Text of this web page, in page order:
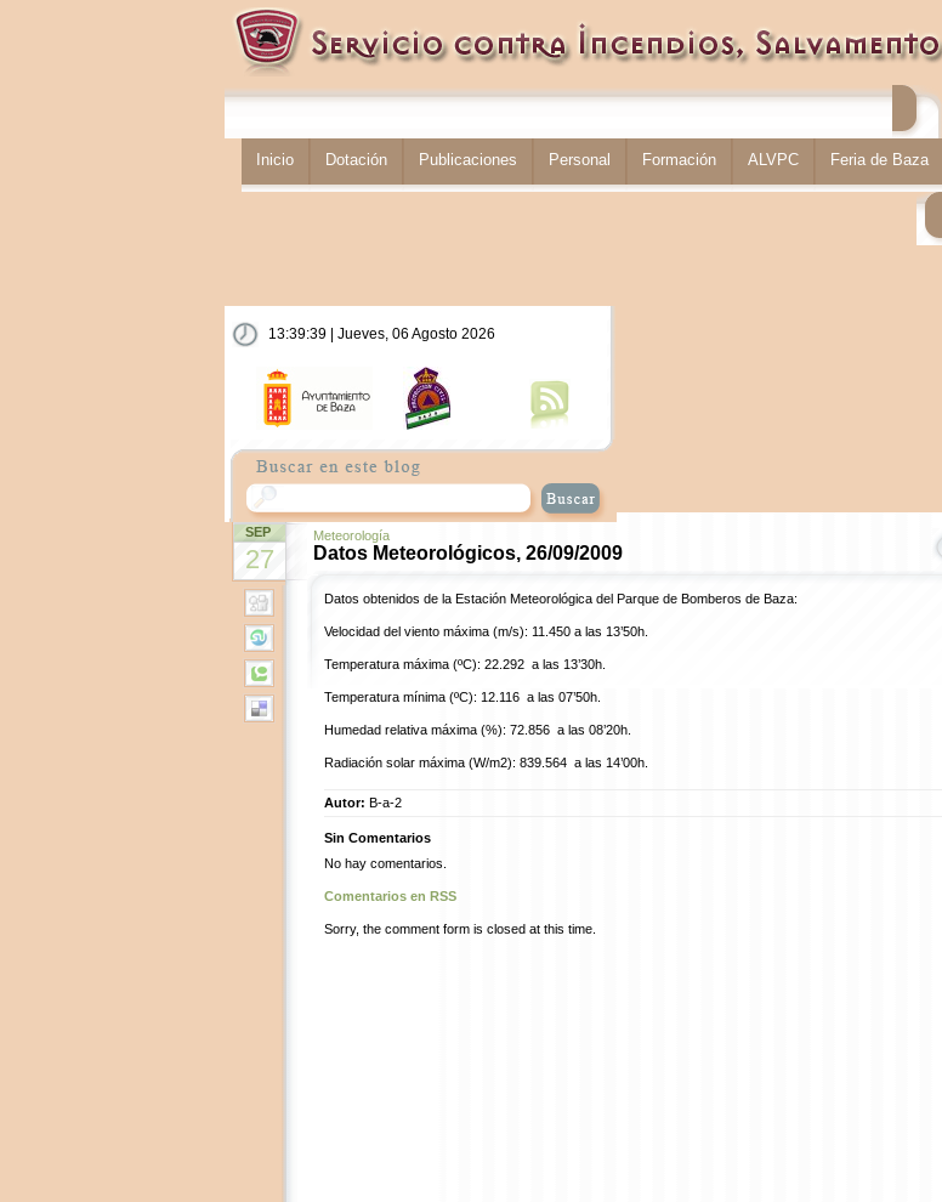
Inicio Dotación Publicaciones Personal Formación ALVPC Feria de Baza
13:39:39 | Jueves, 06 Agosto 2026
SEP
27
Meteorología
Datos Meteorológicos, 26/09/2009
Datos obtenidos de la Estación Meteorológica del Parque de Bomberos de Baza:
Velocidad del viento máxima (m/s): 11.450 a las 13’50h.
Temperatura máxima (ºC): 22.292 a las 13’30h.
Temperatura mínima (ºC): 12.116 a las 07’50h.
Humedad relativa máxima (%): 72.856 a las 08’20h.
Radiación solar máxima (W/m2): 839.564 a las 14’00h.
Autor: B-a-2
Sin Comentarios
No hay comentarios.
Comentarios en RSS
Sorry, the comment form is closed at this time.